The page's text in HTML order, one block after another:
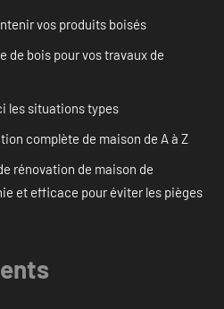
vos produits boisés
de bois pour vos travaux de
les situations types
complète de maison de A à Z
rénovation de maison de
et efficace pour éviter les pièges